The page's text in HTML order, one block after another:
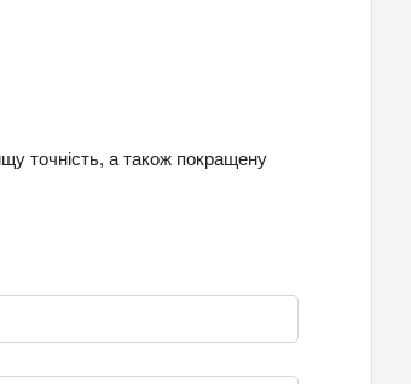
точність, а також покращену